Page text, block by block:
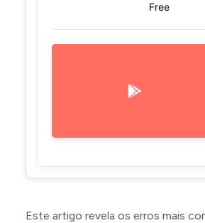
Free
Este artigo revela os erros mais